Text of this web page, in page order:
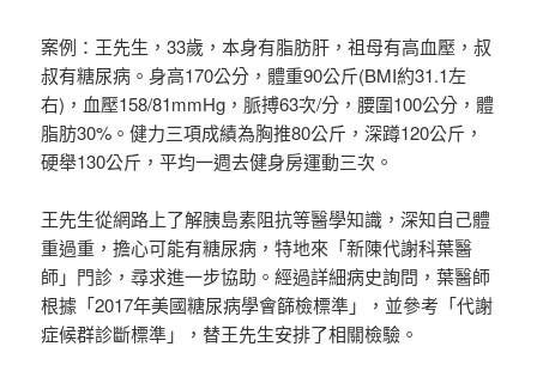
案例：王先生，33歲，本身有脂肪肝，祖母有高血壓，叔
叔有糖尿病。身高170公分，體重90公斤(BMI約31.1左
右)，血壓158/81mmHg，脈搏63次/分，腰圍100公分，體
脂肪30%。健力三項成績為胸推80公斤，深蹲120公斤，
硬舉130公斤，平均一週去健身房運動三次。
王先生從網路上了解胰島素阻抗等醫學知識，深知自己體
重過重，擔心可能有糖尿病，特地來「新陳代謝科葉醫
師」門診，尋求進一步協助。經過詳細病史詢問，葉醫師
根據「2017年美國糖尿病學會篩檢標準」，並參考「代謝
症候群診斷標準」，替王先生安排了相關檢驗。